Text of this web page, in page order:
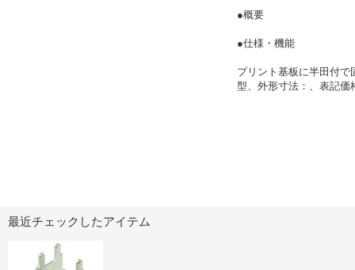
●概要
●仕様・機能
プリント基板に半田付
型、外形寸法：、表記価
最近チェックしたアイテム